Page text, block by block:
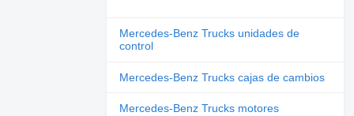
Mercedes-Benz Trucks unidades de
control
Mercedes-Benz Trucks cajas de cambios
Mercedes-Benz Trucks motores